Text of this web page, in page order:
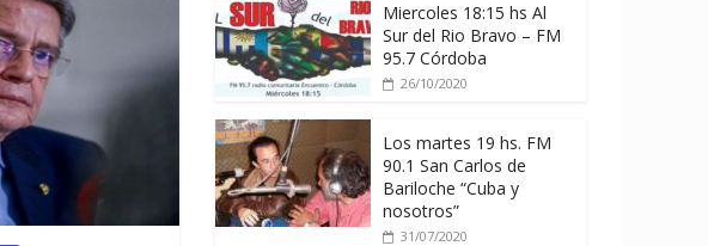
Miercoles 18:15 hs Al
Sur del Rio Bravo – FM
95.7 Córdoba
26/10/2020
Los martes 19 hs. FM
90.1 San Carlos de
Bariloche “Cuba y
nosotros”
31/07/2020